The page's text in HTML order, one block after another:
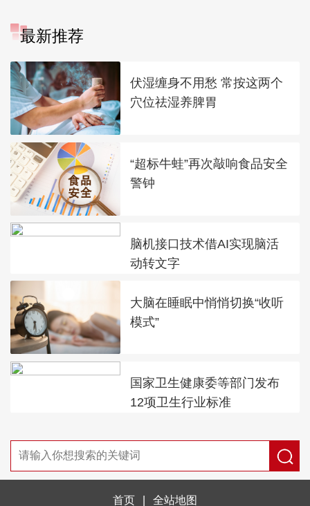
最新推荐
伏湿缠身不用愁 常按这两个
穴位祛湿养脾胃
“超标牛蛙”再次敲响食品安全
警钟
脑机接口技术借AI实现脑活
动转文字
大脑在睡眠中悄悄切换“收听
模式”
国家卫生健康委等部门发布
12项卫生行业标准
首页 全站地图